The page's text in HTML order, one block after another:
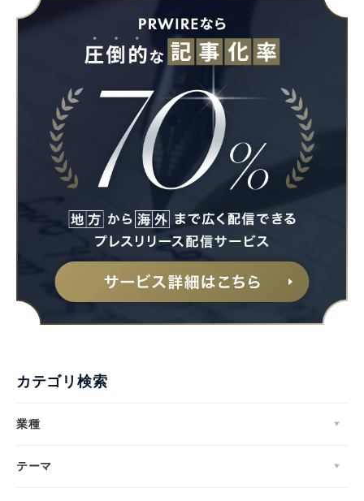
カテゴリ検索
業種
テーマ